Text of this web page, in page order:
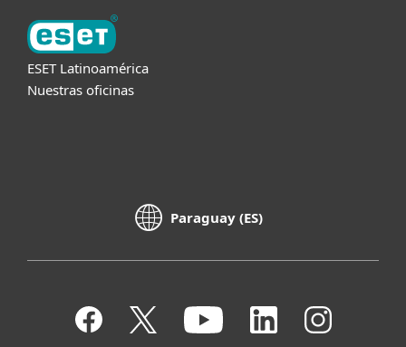
ESET Latinoamérica
Nuestras oficinas
Paraguay (ES)